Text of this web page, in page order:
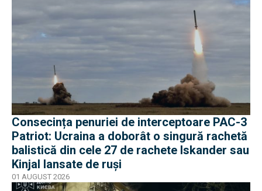
Consecința penuriei de interceptoare PAC-3
Patriot: Ucraina a doborât o singură rachetă
balistică din cele 27 de rachete Iskander sau
Kinjal lansate de ruși
01 AUGUST 2026